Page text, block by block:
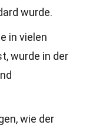
wurde.
in vielen
wurde in der
wie der